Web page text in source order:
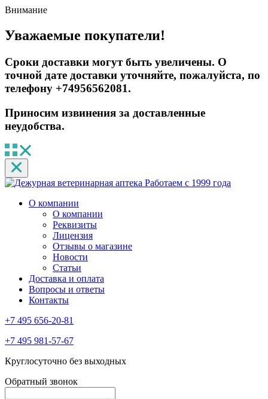
Внимание
Уважаемые покупатели!
Сроки доставки могут быть увеличены. О
точной дате доставки уточняйте, пожалуйста, по
телефону +74956562081.
Приносим извинения за доставленные
неудобства.
Работаем с 1999 года
О компании
О компании
Реквизиты
Лицензия
Отзывы о магазине
Новости
Статьи
Доставка и оплата
Вопросы и ответы
Контакты
+7 495 656-20-81
+7 495 981-57-67
Круглосуточно без выходных
Обратный звонок